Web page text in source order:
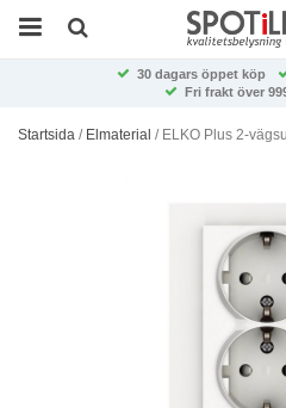
30 dagars öppet köp
Fri frakt över
Startsida / Elmaterial / ELKO Plus 2-